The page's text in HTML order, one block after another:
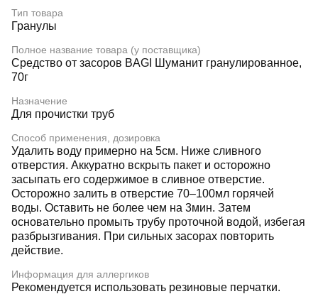
Тип товара
Гранулы
Полное название товара (у поставщика)
Средство от засоров BAGI Шуманит гранулированное,
70г
Назначение
Для прочистки труб
Способ применения, дозировка
Удалить воду примерно на 5см. Ниже сливного
отверстия. Аккуратно вскрыть пакет и осторожно
засыпать его содержимое в сливное отверстие.
Осторожно залить в отверстие 70–100мл горячей
воды. Оставить не более чем на 3мин. Затем
основательно промыть трубу проточной водой, избегая
разбрызгивания. При сильных засорах повторить
действие.
Информация для аллергиков
Рекомендуется использовать резиновые перчатки.